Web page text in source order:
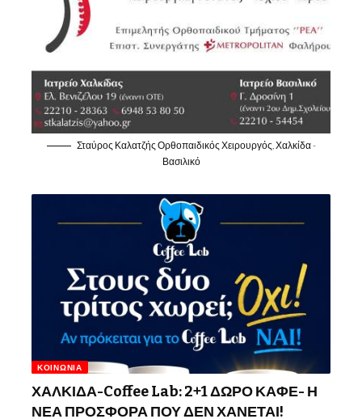
Σταύρος Καλατζής Ορθοπαιδικός Χειρουργός, Χαλκίδα -
Βασιλικό
ΚΟΙΝΩΝΊΑ
ΧΑΛΚΙΔΑ-Coffee Lab: 2+1 ΔΩΡΟ ΚΑΦΕ- Η
ΝΕΑ ΠΡΟΣΦΟΡΑ ΠΟΥ ΔΕΝ ΧΑΝΕΤΑΙ!